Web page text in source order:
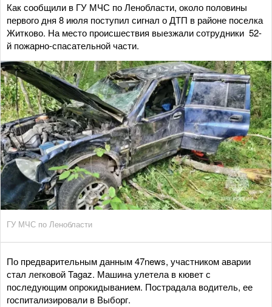
Как сообщили в ГУ МЧС по Ленобласти, около половины
первого дня 8 июля поступил сигнал о ДТП в районе поселка
Житково. На место происшествия выезжали сотрудники 52-
й пожарно-спасательной части.
ГУ МЧС по Ленобласти
По предварительным данным 47news, участником аварии
стал легковой Tagaz. Машина улетела в кювет с
последующим опрокидыванием. Пострадала водитель, ее
госпитализировали в Выборг.